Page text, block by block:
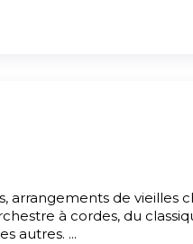
arrangements de vieilles
à cordes, du
autres. ...